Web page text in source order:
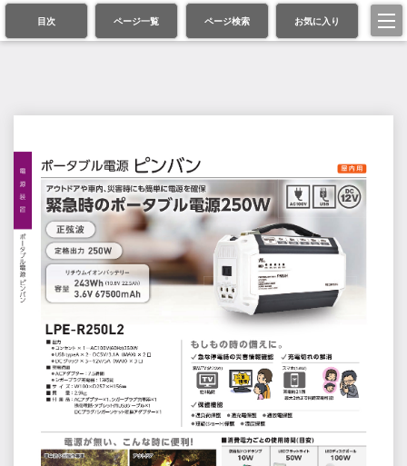
目次 ページ一覧 ページ検索 お気に入り